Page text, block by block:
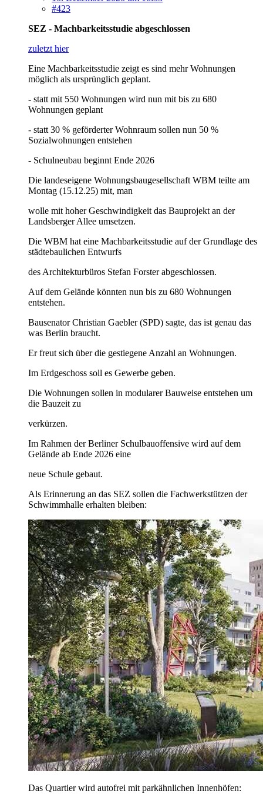
#423
SEZ - Machbarkeitsstudie abgeschlossen
zuletzt hier
Eine Machbarkeitsstudie zeigt es sind mehr Wohnungen
möglich als ursprünglich geplant.
- statt mit 550 Wohnungen wird nun mit bis zu 680
Wohnungen geplant
- statt 30 % geförderter Wohnraum sollen nun 50 %
Sozialwohnungen entstehen
- Schulneubau beginnt Ende 2026
Die landeseigene Wohnungsbaugesellschaft WBM teilte am
Montag (15.12.25) mit, man
wolle mit hoher Geschwindigkeit das Bauprojekt an der
Landsberger Allee umsetzen.
Die WBM hat eine Machbarkeitsstudie auf der Grundlage des
städtebaulichen Entwurfs
des Architekturbüros Stefan Forster abgeschlossen.
Auf dem Gelände könnten nun bis zu 680 Wohnungen
entstehen.
Bausenator Christian Gaebler (SPD) sagte, das ist genau das
was Berlin braucht.
Er freut sich über die gestiegene Anzahl an Wohnungen.
Im Erdgeschoss soll es Gewerbe geben.
Die Wohnungen sollen in modularer Bauweise entstehen um
die Bauzeit zu
verkürzen.
Im Rahmen der Berliner Schulbauoffensive wird auf dem
Gelände ab Ende 2026 eine
neue Schule gebaut.
Als Erinnerung an das SEZ sollen die Fachwerkstützen der
Schwimmhalle erhalten bleiben:
Das Quartier wird autofrei mit parkähnlichen Innenhöfen: